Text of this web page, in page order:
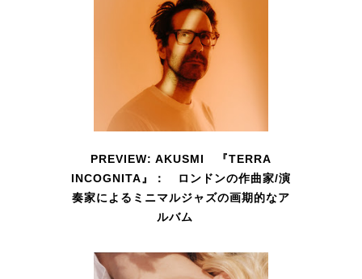
PREVIEW: AKUSMI 『TERRA
INCOGNITA』： ロンドンの作曲家/演
奏家によるミニマルジャズの画期的なア
ルバム